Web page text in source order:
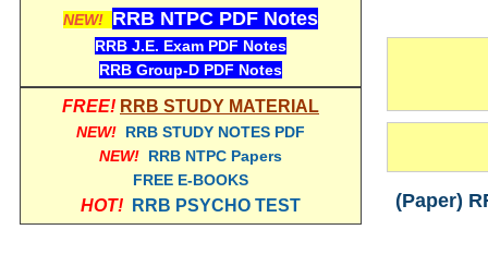
(Paper)
NEW! RRB NTPC PDF Notes
RRB J.E. Exam PDF Notes
RRB Group-D PDF Notes
FREE! RRB STUDY MATERIAL
NEW! RRB STUDY NOTES PDF
NEW! RRB NTPC Papers
FREE E-BOOKS
HOT! RRB PSYCHO TEST